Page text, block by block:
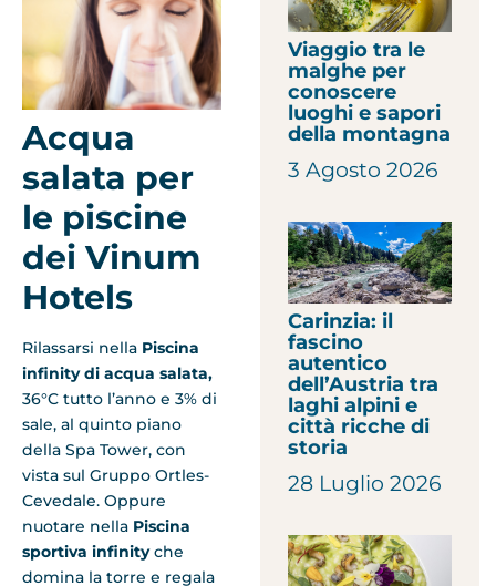
Acqua
salata per
le piscine
dei Vinum
Hotels
Rilassarsi nella Piscina
infinity di acqua salata,
36°C tutto l’anno e 3% di
sale, al quinto piano
della Spa Tower, con
vista sul Gruppo Ortles-
Cevedale. Oppure
nuotare nella Piscina
sportiva infinityche
domina la torre e regala
Viaggio tra le
malghe per
conoscere
luoghi e sapori
della montagna
3 Agosto 2026
Carinzia: il
fascino
autentico
dell’Austria tra
laghi alpini e
città ricche di
storia
28 Luglio 2026